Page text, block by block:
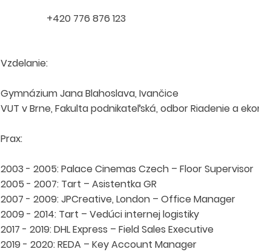
+420 776 876 123
Vzdelanie:
Gymnázium Jana Blahoslava, Ivančice
VUT v Brne, Fakulta podnikateľská, odbor Riadenie a
Prax:
2003 - 2005: Palace Cinemas Czech – Floor Supervisor
2005 - 2007: Tart – Asistentka GR
2007 - 2009: JPCreative, London – Office Manager
2009 - 2014: Tart – Vedúci internej logistiky
2017 - 2019: DHL Express – Field Sales Executive
2019 - 2020: REDA – Key Account Manager